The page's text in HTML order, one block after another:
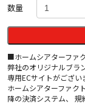
数量
■ホームシアターファ
弊社のオリジナルブラ
専用ECサイトがござい
ホームシアターファク
降の決済システム、 規